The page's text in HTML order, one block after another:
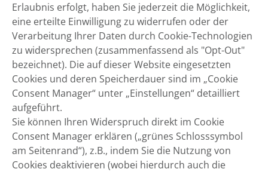
Erlaubnis erfolgt, haben Sie jederzeit die Möglichkeit,
eine erteilte Einwilligung zu widerrufen oder der
Verarbeitung Ihrer Daten durch Cookie-Technologien
zu widersprechen (zusammenfassend als "Opt-Out"
bezeichnet). Die auf dieser Website eingesetzten
Cookies und deren Speicherdauer sind im „Cookie
Consent Manager“ unter „Einstellungen“ detailliert
aufgeführt.
Sie können Ihren Widerspruch direkt im Cookie
Consent Manager erklären („grünes Schlosssymbol
am Seitenrand“), z.B., indem Sie die Nutzung von
Cookies deaktivieren (wobei hierdurch auch die